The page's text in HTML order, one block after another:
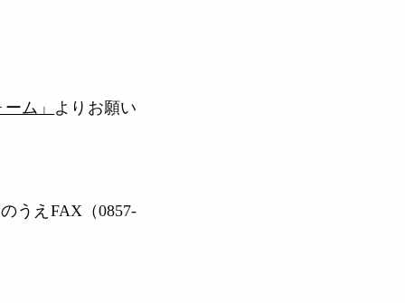
ム」 よりお願い
うえFAX（0857-